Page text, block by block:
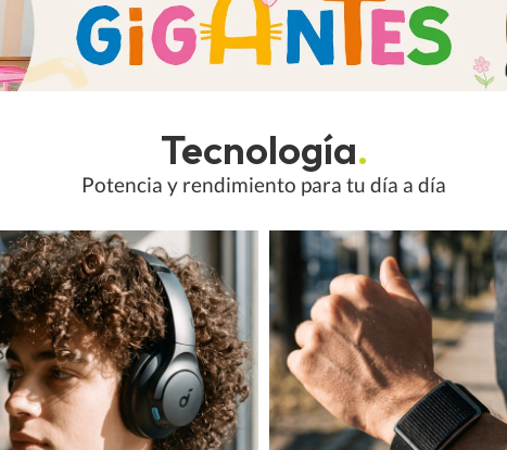
Tecnología.
Potencia y rendimiento para tu día a día